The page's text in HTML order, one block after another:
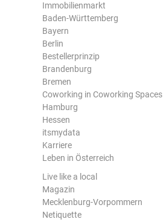
Immobilienmarkt
Baden-Württemberg
Bayern
Berlin
Bestellerprinzip
Brandenburg
Bremen
Coworking in Coworking Spaces
Hamburg
Hessen
itsmydata
Karriere
Leben in Österreich
Live like a local
Magazin
Mecklenburg-Vorpommern
Netiquette